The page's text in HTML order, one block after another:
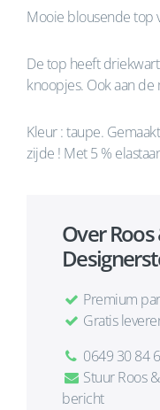
Mooie blousende top
De top heeft
knoopjes. Ook aan
Kleur : taupe.
zijde ! Met 5 %
Over
Premium
Gratis
0649 30 84
Stuur Roos
bericht